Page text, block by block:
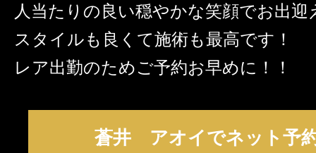
人当たりの良い穏やかな笑顔でお出迎
スタイルも良くて施術も最高です！
レア出勤のためご予約お早めに！！
蒼井 アオイでネット予